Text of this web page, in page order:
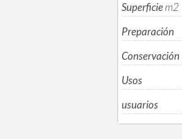
Superficiem2
Preparación
Conservación
Usos
usuarios